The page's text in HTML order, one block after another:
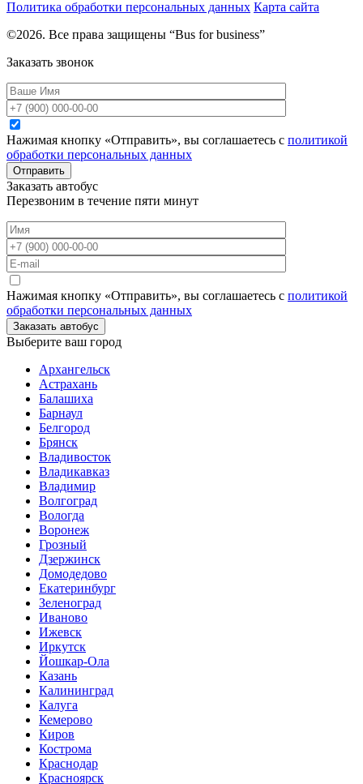
Политика обработки персональных данных Карта сайта
©2026. Все права защищены “Bus for business”
Заказать звонок
Нажимая кнопку «Отправить», вы соглашаетесь с политикой
обработки персональных данных
Отправить
Заказать автобус
Перезвоним в течение пяти минут
Нажимая кнопку «Отправить», вы соглашаетесь с политикой
обработки персональных данных
Заказать автобус
Выберите ваш город
Архангельск
Астрахань
Балашиха
Барнаул
Белгород
Брянск
Владивосток
Владикавказ
Владимир
Волгоград
Вологда
Воронеж
Грозный
Дзержинск
Домодедово
Екатеринбург
Зеленоград
Иваново
Ижевск
Иркутск
Йошкар-Ола
Казань
Калининград
Калуга
Кемерово
Киров
Кострома
Краснодар
Красноярск